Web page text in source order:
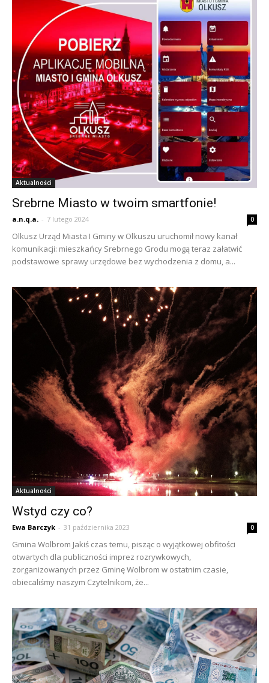
Aktualności
Srebrne Miasto w twoim smartfonie!
a.n.q.a. - 7 lutego 2024 0
Olkusz Urząd Miasta I Gminy w Olkuszu uruchomił nowy kanał
komunikacji: mieszkańcy Srebrnego Grodu mogą teraz załatwić
podstawowe sprawy urzędowe bez wychodzenia z domu, a...
Aktualności
Wstyd czy co?
Ewa Barczyk - 31 października 2023 0
Gmina Wolbrom Jakiś czas temu, pisząc o wyjątkowej obfitości
otwartych dla publiczności imprez rozrywkowych,
zorganizowanych przez Gminę Wolbrom w ostatnim czasie,
obiecaliśmy naszym Czytelnikom, że...